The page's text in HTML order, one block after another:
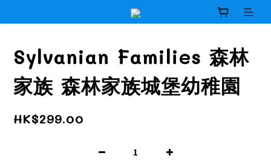
Sylvanian Families 森林
家族 森林家族城堡幼稚園
HK$299.00